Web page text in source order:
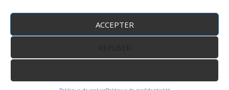
ACCEPTER
Copyright © 2023 robindesjeux.com -Mentions